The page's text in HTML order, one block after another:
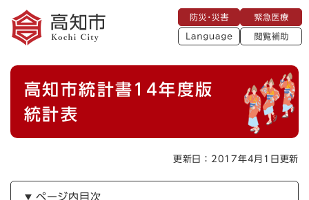
メニューを飛ばして本文へ
災
・
災
急
医
療
L
a
a
g
閲
助
本
高知市統計書14年度版
統計表
更新日：2017年4月1日更新
ページ内目次